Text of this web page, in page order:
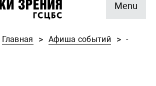
Menu
Главная Афиша событий -